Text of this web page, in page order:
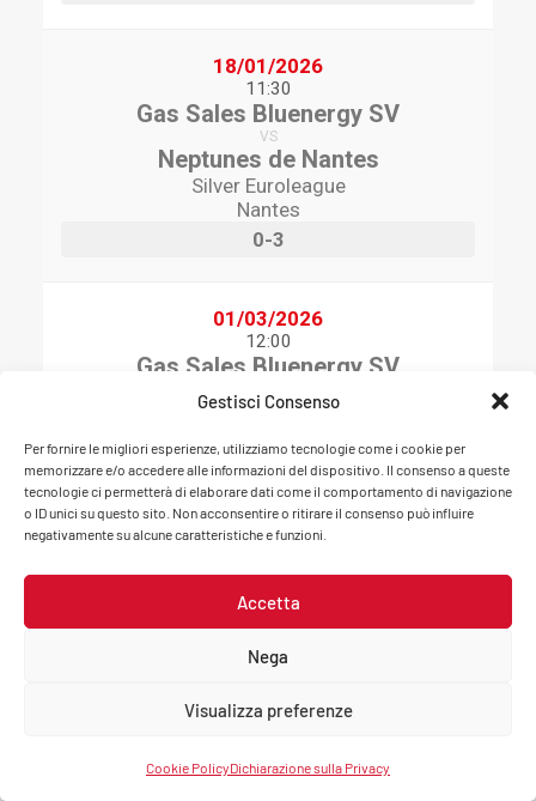
Gestisci Consenso
Per fornire le migliori esperienze, utilizziamo tecnologie come i cookie per
memorizzare e/o accedere alle informazioni del dispositivo. Il consenso a queste
tecnologie ci permetterà di elaborare dati come il comportamento di navigazione
o ID unici su questo sito. Non acconsentire o ritirare il consenso può influire
negativamente su alcune caratteristiche e funzioni.
Accetta
Nega
Visualizza preferenze
Cookie PolicyDichiarazione sulla Privacy
18/01/2026
11:30
Gas Sales Bluenergy SV
VS
Neptunes de Nantes
Silver Euroleague
Nantes
0-3
01/03/2026
12:00
Gas Sales Bluenergy SV
AD Astra ASD
Camp. Ita A1
Chieri
3-0
01/03/2026
14:30
Gas Sales Bluenergy SV
Diasorin Fenera Chieri
Chieri